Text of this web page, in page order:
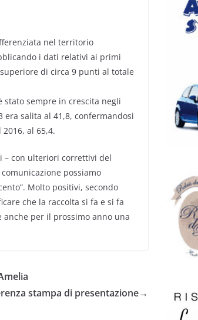
nel territorio
i dati relativi ai primi
di circa 9 punti al totale
sempre in crescita negli
salita al 41,8, confermandosi
al 65,4.
– con ulteriori correttivi del
possiamo
Molto positivi, secondo
che la raccolta si fa e si fa
per il prossimo anno una
stampa di presentazione→